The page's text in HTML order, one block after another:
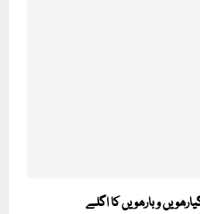
و بارھویں کا اگلے